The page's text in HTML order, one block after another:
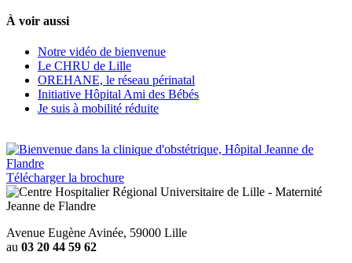
À voir aussi
Notre vidéo de bienvenue
Le CHRU de Lille
OREHANE, le réseau périnatal
Initiative Hôpital Ami des Bébés
Je suis à mobilité réduite
Télécharger la brochure
Avenue Eugène Avinée, 59000 Lille
au 03 20 44 59 62